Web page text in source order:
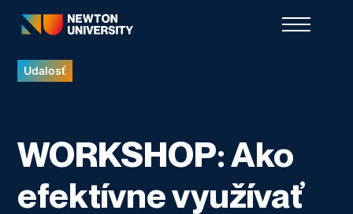
Udalosť
WORKSHOP: Ako
efektívne využívať